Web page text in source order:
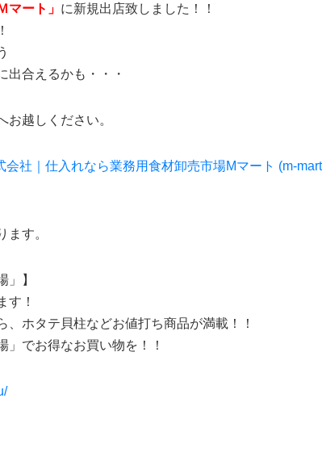
マート」 に新規出店致しました！！
出合えるかも・・・
お越しください。
社｜仕入れなら業務用食材卸売市場Mマート (m-
ます。
」】
す！
ホタテ貝柱などお値打ち商品が満載！！
」でお得なお買い物を！！